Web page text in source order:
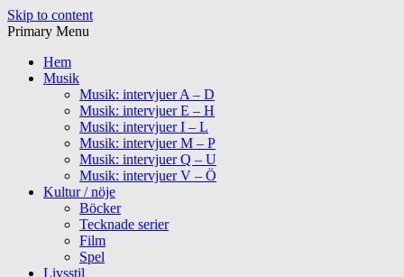
Skip to content
Primary Menu
Hem
Musik
Musik: intervjuer A – D
Musik: intervjuer E – H
Musik: intervjuer I – L
Musik: intervjuer M – P
Musik: intervjuer Q – U
Musik: intervjuer V – Ö
Kultur / nöje
Böcker
Tecknade serier
Film
Spel
Livsstil